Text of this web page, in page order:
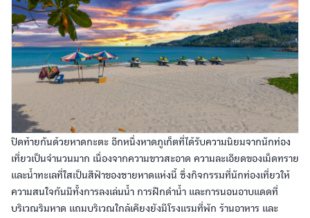
ปิดท้ายกันด้วยหาดกะตะ อีกหนึ่งหาดภูเก็ตที่ได้รับความนิยมจากนักท่อง
เที่ยวเป็นจำนวนมาก เนื่องจากความขาวสะอาด ความละเอียดของเม็ดทราย
และน้ำทะเลที่ใสเป็นสีฟ้าของชายหาดแห่งนี้ ซึ่งกิจกรรมที่นักท่องเที่ยวให้
ความสนใจกันมีทั้งการลงเล่นน้ำ การฝึกดำน้ำ และการนอนอาบแดดที่
บริเวณริมหาด แถมบริเวณใกล้เคียงยังมีโรงแรมที่พัก ร้านอาหาร และ